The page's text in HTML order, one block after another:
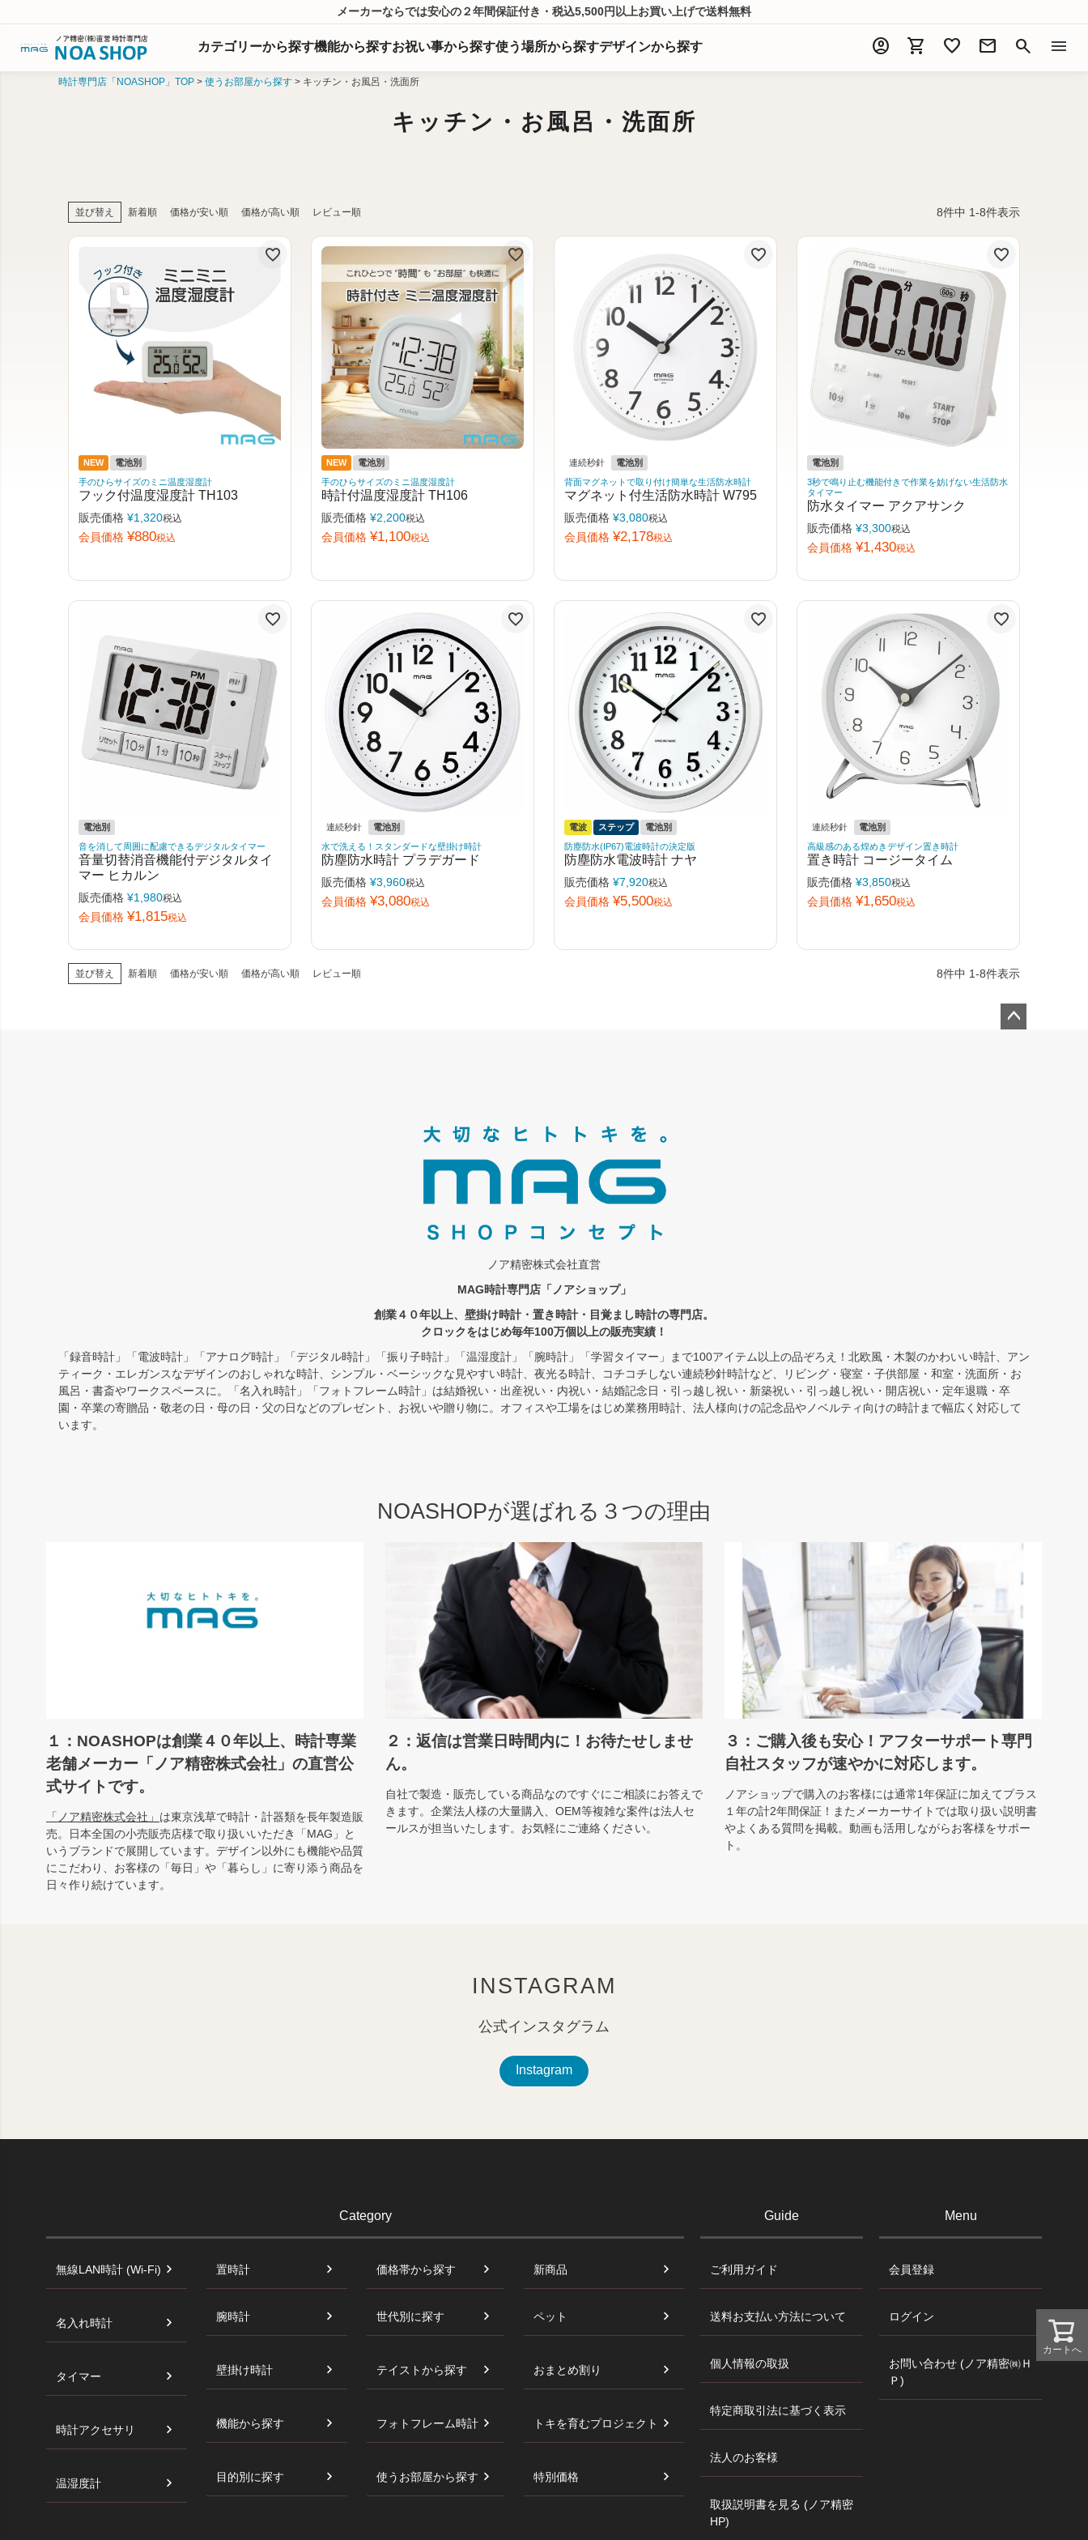
メーカーならでは安心の２年間保証付き・税込5,500円以上お買い上げで送料無料
カテゴリーから探す機能から探すお祝い事から探す使う場所から探すデザインから探す account_circle shopping_cart favorite mail search menu
時計専門店「NOASHOP」TOP 使うお部屋から探す キッチン・お風呂・洗面所
キッチン・お風呂・洗面所
並び替え 新着順 価格が安い順 価格が高い順 レビュー順 8件中 1-8件表示
NEW
電池別
手のひらサイズのミニ温度湿度計
フック付温度湿度計 TH103
販売価格 ¥1,320税込
会員価格 ¥880税込
NEW
電池別
手のひらサイズのミニ温度湿度計
時計付温度湿度計 TH106
販売価格 ¥2,200税込
会員価格 ¥1,100税込
連続秒針
電池別
背面マグネットで取り付け簡単な生活防水時計
マグネット付生活防水時計 W795
販売価格 ¥3,080税込
会員価格 ¥2,178税込
電池別
3秒で鳴り止む機能付きで作業を妨げない生活防水
タイマー
防水タイマー アクアサンク
販売価格 ¥3,300税込
会員価格 ¥1,430税込
電池別
音を消して周囲に配慮できるデジタルタイマー
音量切替消音機能付デジタルタイ
マー ヒカルン
販売価格 ¥1,980税込
会員価格 ¥1,815税込
連続秒針
電池別
水で洗える！スタンダードな壁掛け時計
防塵防水時計 プラデガード
販売価格 ¥3,960税込
会員価格 ¥3,080税込
電波 ステップ
電池別
防塵防水(IP67)電波時計の決定版
防塵防水電波時計 ナヤ
販売価格 ¥7,920税込
会員価格 ¥5,500税込
連続秒針
電池別
高級感のある煌めきデザイン置き時計
置き時計 コージータイム
販売価格 ¥3,850税込
会員価格 ¥1,650税込
並び替え 新着順 価格が安い順 価格が高い順 レビュー順 8件中 1-8件表示
カートへ
ノア精密株式会社直営
MAG時計専門店「ノアショップ」
創業４０年以上、壁掛け時計・置き時計・目覚まし時計の専門店。
クロックをはじめ毎年100万個以上の販売実績！
「録音時計」「電波時計」「アナログ時計」「デジタル時計」「振り子時計」「温湿度計」「腕時計」「学習タイマー」まで100アイテム以上の品ぞろえ！北欧風・木製のかわいい時計、アン
ティーク・エレガンスなデザインのおしゃれな時計、シンプル・ベーシックな見やすい時計、夜光る時計、コチコチしない連続秒針時計など、リビング・寝室・子供部屋・和室・洗面所・お
風呂・書斎やワークスペースに。「名入れ時計」「フォトフレーム時計」は結婚祝い・出産祝い・内祝い・結婚記念日・引っ越し祝い・新築祝い・引っ越し祝い・開店祝い・定年退職・卒
園・卒業の寄贈品・敬老の日・母の日・父の日などのプレゼント、お祝いや贈り物に。オフィスや工場をはじめ業務用時計、法人様向けの記念品やノベルティ向けの時計まで幅広く対応して
います。
NOASHOPが選ばれる３つの理由
１：NOASHOPは創業４０年以上、時計専業
老舗メーカー「ノア精密株式会社」の直営公
式サイトです。
「ノア精密株式会社」 は東京浅草で時計・計器類を長年製造販
売。日本全国の小売販売店様で取り扱いいただき「MAG」と
いうブランドで展開しています。デザイン以外にも機能や品質
にこだわり、お客様の「毎日」や「暮らし」に寄り添う商品を
日々作り続けています。
２：返信は営業日時間内に！お待たせしませ
ん。
自社で製造・販売している商品なのですぐにご相談にお答えで
きます。企業法人様の大量購入、OEM等複雑な案件は法人セ
ールスが担当いたします。お気軽にご連絡ください。
３：ご購入後も安心！アフターサポート専門
自社スタッフが速やかに対応します。
ノアショップで購入のお客様には通常1年保証に加えてプラス
１年の計2年間保証！またメーカーサイトでは取り扱い説明書
やよくある質問を掲載。動画も活用しながらお客様をサポー
ト。
INSTAGRAM
公式インスタグラム
Instagram
Category
無線LAN時計 (Wi-Fi)
名入れ時計
タイマー
時計アクセサリ
温湿度計
置時計
腕時計
壁掛け時計
機能から探す
目的別に探す
価格帯から探す
世代別に探す
テイストから探す
フォトフレーム時計
使うお部屋から探す
新商品
ペット
おまとめ割り
トキを育むプロジェクト
特別価格
Guide
ご利用ガイド
送料お支払い方法について
個人情報の取扱
特定商取引法に基づく表示
法人のお客様
取扱説明書を見る (ノア精密
HP)
Menu
会員登録
ログイン
お問い合わせ (ノア精密㈱Ｈ
Ｐ)